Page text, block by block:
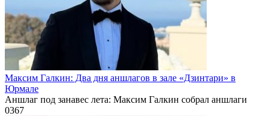
Максим Галкин: Два дня аншлагов в зале «Дзинтари» в
Юрмале
Аншлаг под занавес лета: Максим Галкин собрал аншлаги
0367